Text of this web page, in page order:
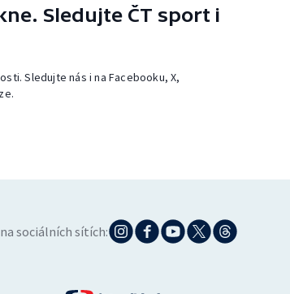
Sledujte ČT sport i
Sledujte nás i na Facebooku, X,
sociálních sítích: